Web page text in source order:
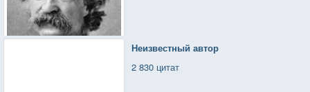
Неизвестный автор
2 830 цитат